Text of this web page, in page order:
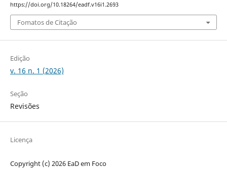
https://doi.org/10.18264/eadf.v16i1.2693
Fomatos de Citação
Edição
v. 16 n. 1 (2026)
Seção
Revisões
Licença
Copyright (c) 2026 EaD em Foco